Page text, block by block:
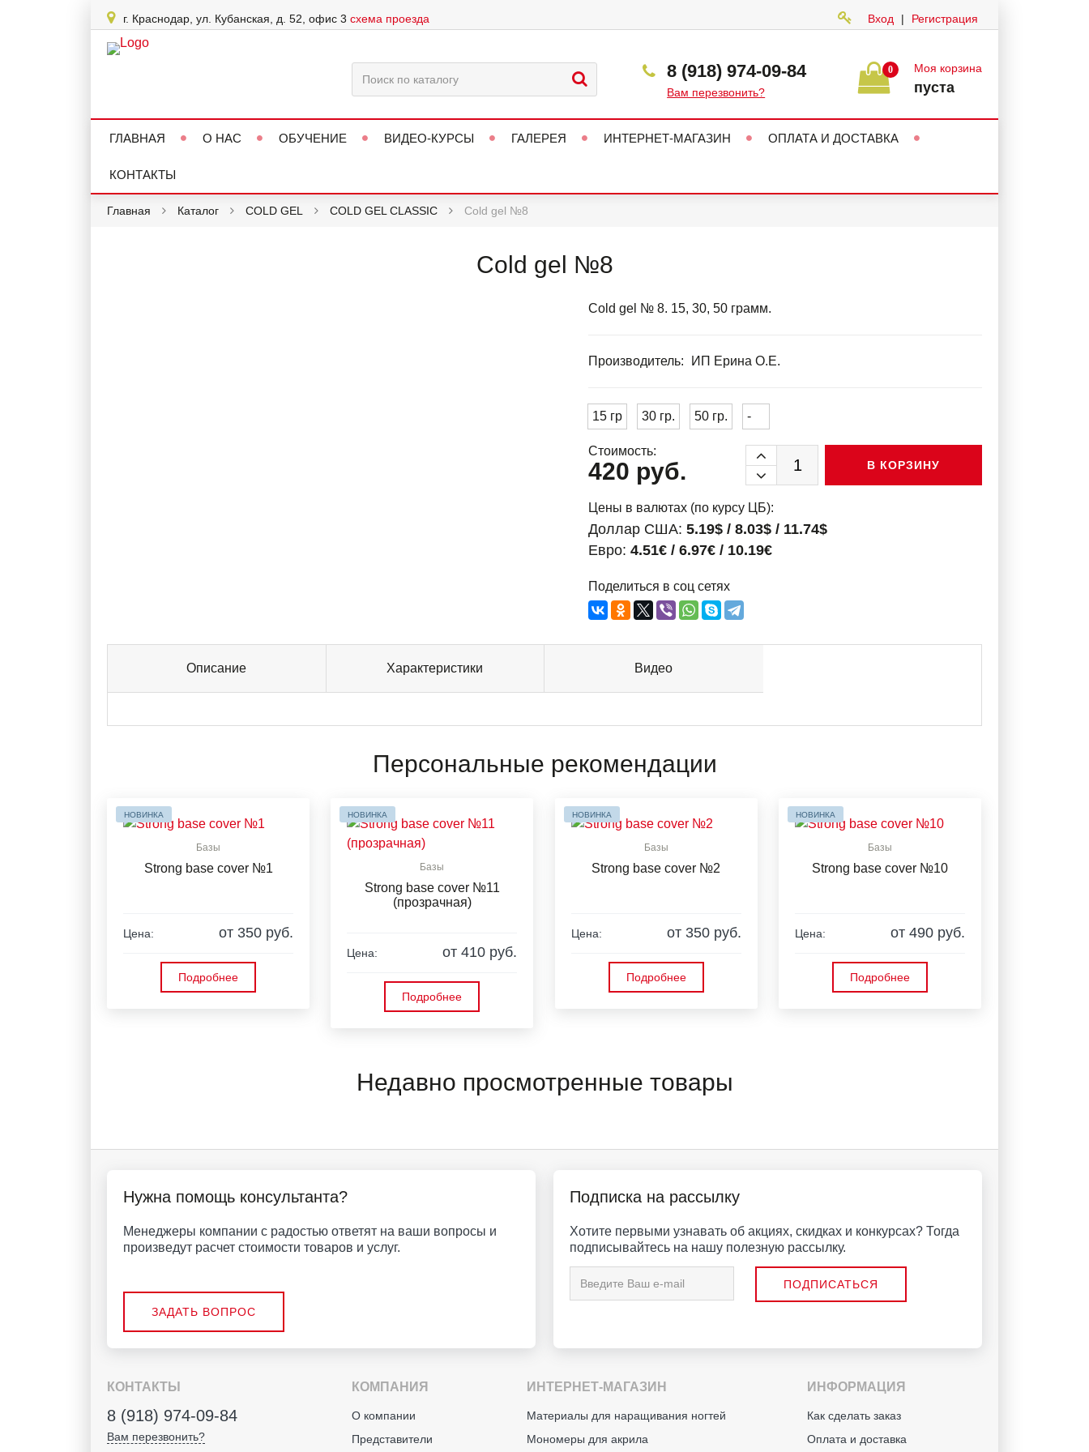
г. Краснодар, ул. Кубанская, д. 52, офис 3 схема проезда Вход | Регистрация
8 (918) 974-09-84
Вам перезвонить?
0 Моя корзина
пуста
ГЛАВНАЯ О НАС ОБУЧЕНИЕ ВИДЕО-КУРСЫ ГАЛЕРЕЯ ИНТЕРНЕТ-МАГАЗИН ОПЛАТА И ДОСТАВКА
КОНТАКТЫ
Главная Каталог COLD GEL COLD GEL CLASSIC Cold gel №8
Cold gel №8
Cold gel № 8. 15, 30, 50 грамм.
Производитель: ИП Ерина О.Е.
15 гр 30 гр. 50 гр. -
Стоимость:
420 руб. В КОРЗИНУ
Цены в валютах (по курсу ЦБ):
Доллар США: 5.19$ / 8.03$ / 11.74$
Евро: 4.51€ / 6.97€ / 10.19€
Поделиться в соц сетях
Описание Характеристики Видео
Персональные рекомендации
НОВИНКА
Базы
Strong base cover №1
Цена: от 350 руб.
Подробнее
НОВИНКА
Базы
Strong base cover №11
(прозрачная)
Цена: от 410 руб.
Подробнее
НОВИНКА
Базы
Strong base cover №2
Цена: от 350 руб.
Подробнее
НОВИНКА
Базы
Strong base cover №10
Цена: от 490 руб.
Подробнее
Недавно просмотренные товары
Нужна помощь консультанта?
Менеджеры компании с радостью ответят на ваши вопросы и
произведут расчет стоимости товаров и услуг.
ЗАДАТЬ ВОПРОС
Подписка на рассылку
Хотите первыми узнавать об акциях, скидках и конкурсах? Тогда
подписывайтесь на нашу полезную рассылку.
КОНТАКТЫ
8 (918) 974-09-84
Вам перезвонить?
КОМПАНИЯ
О компании
Представители
ИНТЕРНЕТ-МАГАЗИН
Материалы для наращивания ногтей
Мономеры для акрила
ИНФОРМАЦИЯ
Как сделать заказ
Оплата и доставка